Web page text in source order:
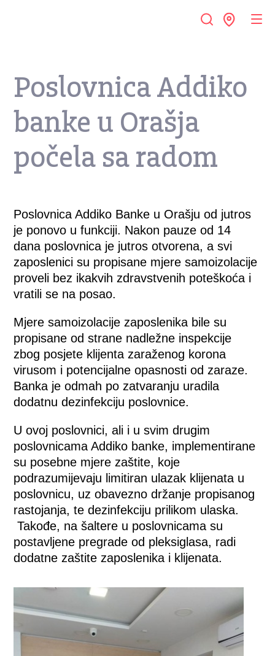
Poslovnica Addiko
banke u Orašja
počela sa radom
Poslovnica Addiko Banke u Orašju od jutros
je ponovo u funkciji. Nakon pauze od 14
dana poslovnica je jutros otvorena, a svi
zaposlenici su propisane mjere samoizolacije
proveli bez ikakvih zdravstvenih poteškoća i
vratili se na posao.
Mjere samoizolacije zaposlenika bile su
propisane od strane nadležne inspekcije
zbog posjete klijenta zaraženog korona
virusom i potencijalne opasnosti od zaraze.
Banka je odmah po zatvaranju uradila
dodatnu dezinfekciju poslovnice.
U ovoj poslovnici, ali i u svim drugim
poslovnicama Addiko banke, implementirane
su posebne mjere zaštite, koje
podrazumijevaju limitiran ulazak klijenata u
poslovnicu, uz obavezno držanje propisanog
rastojanja, te dezinfekciju prilikom ulaska.
Takođe, na šaltere u poslovnicama su
postavljene pregrade od pleksiglasa, radi
dodatne zaštite zaposlenika i klijenata.